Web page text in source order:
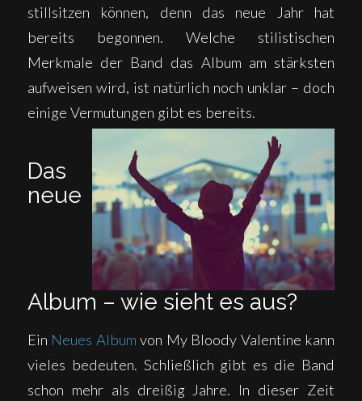
stillsitzen können, denn das neue Jahr hat
bereits begonnen. Welche stilistischen
Merkmale der Band das Album am stärksten
aufweisen wird, ist natürlich noch unklar – doch
einige Vermutungen gibt es bereits.
Das
neue
Album – wie sieht es aus?
Ein Neues Album von My Bloody Valentine kann
vieles bedeuten. Schließlich gibt es die Band
schon mehr als dreißig Jahre. In dieser Zeit